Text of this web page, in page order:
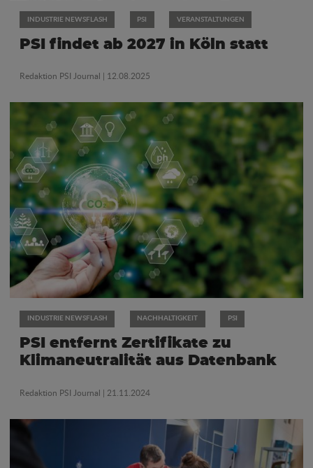
INDUSTRIE NEWSFLASH PSI VERANSTALTUNGEN
PSI findet ab 2027 in Köln statt
Redaktion PSI Journal | 12.08.2025
INDUSTRIE NEWSFLASH NACHHALTIGKEIT PSI
PSI entfernt Zertifikate zu
Klimaneutralität aus Datenbank
Redaktion PSI Journal | 21.11.2024